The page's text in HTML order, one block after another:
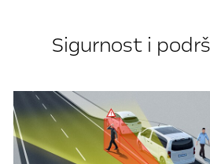
Sigurnost i